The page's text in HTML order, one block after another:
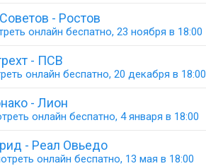
- Ростов
онлайн беспатно, 23 ноября в 18:00
- ПСВ
онлайн беспатно, 20 декабря в 18:00
- Лион
онлайн беспатно, 4 января в 18:00
- Реал Овьедо
онлайн беспатно, 13 мая в 18:00